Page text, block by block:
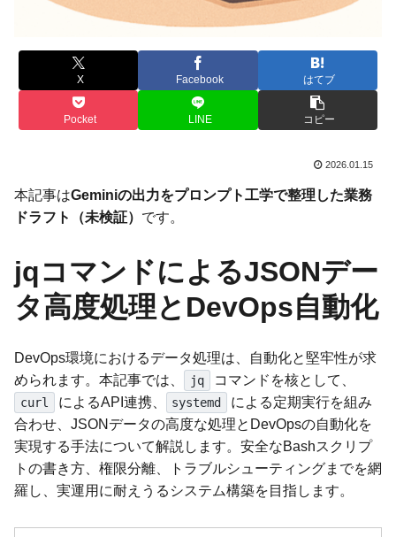
X Facebook はてブ
Pocket LINE コピー
2026.01.15
本記事はGeminiの出力をプロンプト工学で整理した業務
ドラフト（未検証） です。
jqコマンドによるJSONデー
タ高度処理とDevOps自動化
DevOps環境におけるデータ処理は、自動化と堅牢性が求
められます。本記事では、
jq コマンドを核として、
curl によるAPI連携、 systemd
による定期実行を組み
合わせ、JSONデータの高度な処理とDevOpsの自動化を
実現する手法について解説します。安全なBashスクリプ
トの書き方、権限分離、トラブルシューティングまでを網
羅し、実運用に耐えうるシステム構築を目指します。